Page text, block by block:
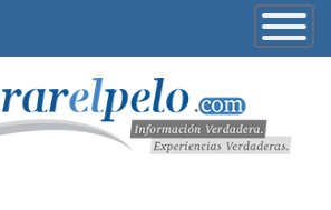
Toggle